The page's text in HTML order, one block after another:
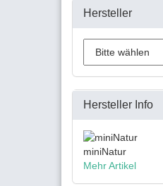
Hersteller
Hersteller Info
miniNatur
Mehr Artikel